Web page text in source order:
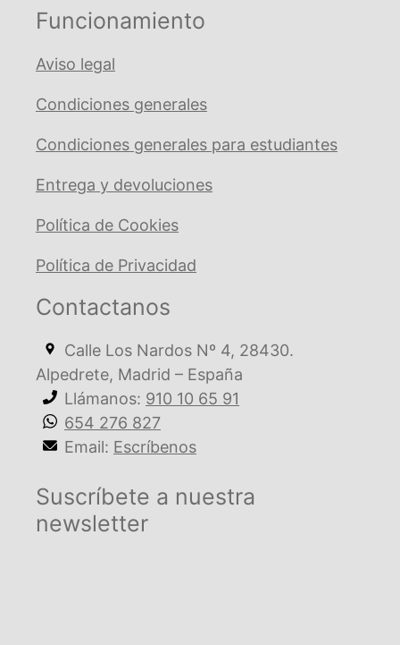
Funcionamiento
Aviso legal
Condiciones generales
Condiciones generales para estudiantes
Entrega y devoluciones
Política de Cookies
Política de Privacidad
Contactanos
Calle Los Nardos Nº 4, 28430.
Alpedrete, Madrid – España
Llámanos: 910 10 65 91
654 276 827
Email: Escríbenos
Suscríbete a nuestra
newsletter